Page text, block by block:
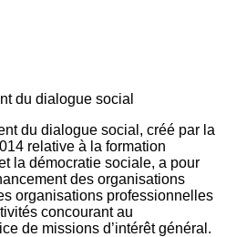
du dialogue social, créé par la
relative à la formation
la démocratie sociale, a pour
des organisations
organisations professionnelles
concourant au
de missions d’intérêt général.